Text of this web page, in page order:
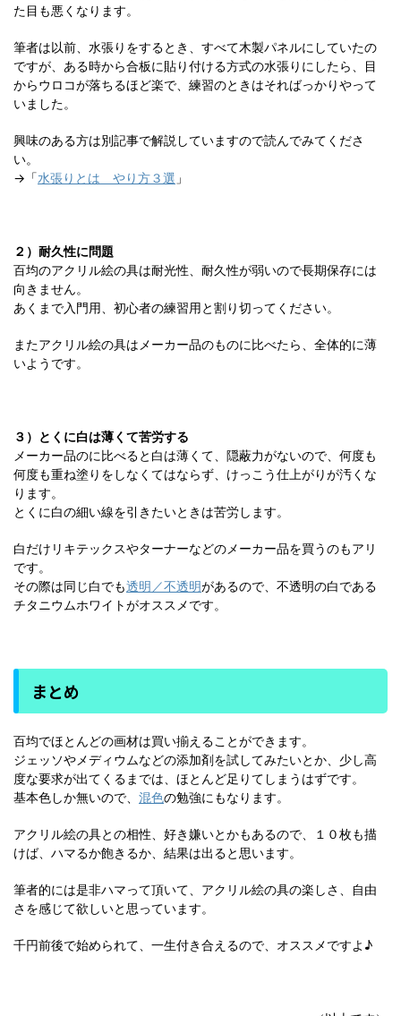
た目も悪くなります。
筆者は以前、水張りをするとき、すべて木製パネルにしていたの
ですが、ある時から合板に貼り付ける方式の水張りにしたら、目
からウロコが落ちるほど楽で、練習のときはそればっかりやって
いました。
興味のある方は別記事で解説していますので読んでみてくださ
い。
→「水張りとは やり方３選 」
２）耐久性に問題
百均のアクリル絵の具は耐光性、耐久性が弱いので長期保存には
向きません。
あくまで入門用、初心者の練習用と割り切ってください。
またアクリル絵の具はメーカー品のものに比べたら、全体的に薄
いようです。
３）とくに白は薄くて苦労する
メーカー品のに比べると白は薄くて、隠蔽力がないので、何度も
何度も重ね塗りをしなくてはならず、けっこう仕上がりが汚くな
ります。
とくに白の細い線を引きたいときは苦労します。
白だけリキテックスやターナーなどのメーカー品を買うのもアリ
です。
その際は同じ白でも透明／不透明があるので、不透明の白である
チタニウムホワイトがオススメです。
まとめ
百均でほとんどの画材は買い揃えることができます。
ジェッソやメディウムなどの添加剤を試してみたいとか、少し高
度な要求が出てくるまでは、ほとんど足りてしまうはずです。
基本色しか無いので、 混色の勉強にもなります。
アクリル絵の具との相性、好き嫌いとかもあるので、１０枚も描
けば、ハマるか飽きるか、結果は出ると思います。
筆者的には是非ハマって頂いて、アクリル絵の具の楽しさ、自由
さを感じて欲しいと思っています。
千円前後で始められて、一生付き合えるので、オススメですよ♪